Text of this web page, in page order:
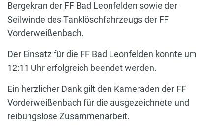
Bergekran der FF Bad Leonfelden sowie der
Seilwinde des Tanklöschfahrzeugs der FF
Vorderweißenbach.
Der Einsatz für die FF Bad Leonfelden konnte um
12:11 Uhr erfolgreich beendet werden.
Ein herzlicher Dank gilt den Kameraden der FF
Vorderweißenbach für die ausgezeichnete und
reibungslose Zusammenarbeit.